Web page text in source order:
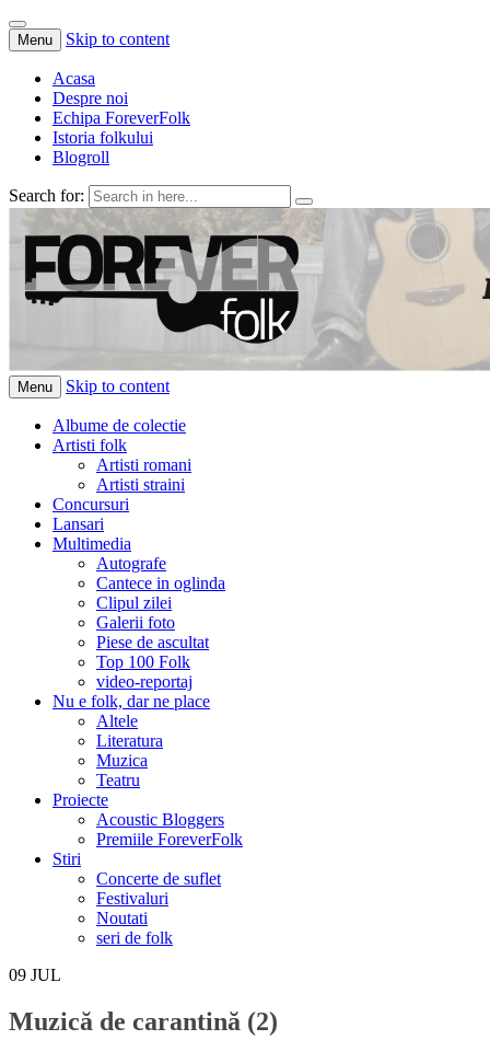
Menu Skip to content
Acasa
Despre noi
Echipa ForeverFolk
Istoria folkului
Blogroll
Search for:
ForeverFolk
Muzica sufletului tau
Menu Skip to content
Albume de colectie
Artisti folk
Artisti romani
Artisti straini
Concursuri
Lansari
Multimedia
Autografe
Cantece in oglinda
Clipul zilei
Galerii foto
Piese de ascultat
Top 100 Folk
video-reportaj
Nu e folk, dar ne place
Altele
Literatura
Muzica
Teatru
Proiecte
Acoustic Bloggers
Premiile ForeverFolk
Stiri
Concerte de suflet
Festivaluri
Noutati
seri de folk
09 JUL
Muzică de carantină (2)